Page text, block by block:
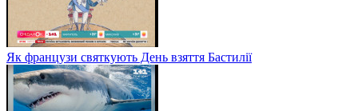
Як французи святкують День взяття Бастилії